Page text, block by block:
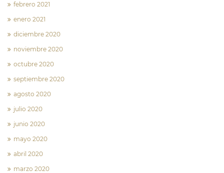
febrero 2021
enero 2021
diciembre 2020
noviembre 2020
octubre 2020
septiembre 2020
agosto 2020
julio 2020
junio 2020
mayo 2020
abril 2020
marzo 2020